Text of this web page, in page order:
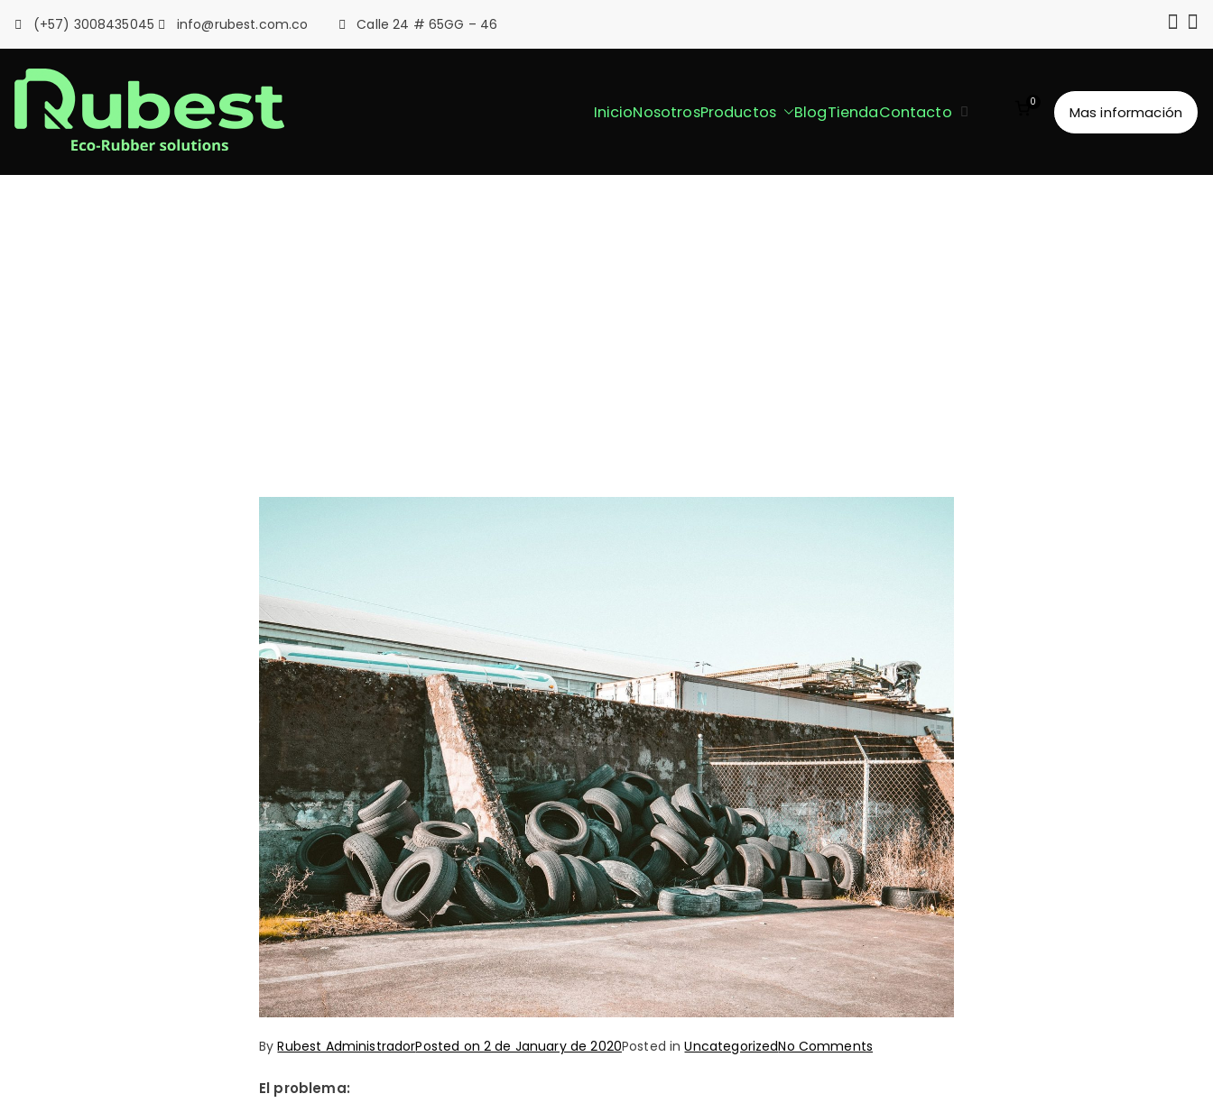
(+57) 3008435045 info@rubest.com.co Calle 24 # 65GG – 46
InicioNosotrosProductos BlogTiendaContacto 0
Mas información
ByRubest AdministradorPosted on 2 de January de 2020Posted inUncategorizedNo Comments
El problema: